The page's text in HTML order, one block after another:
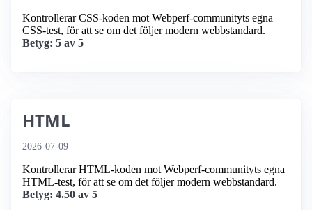
Kontrollerar CSS-koden mot Webperf-communityts egna
CSS-test, för att se om det följer modern webbstandard.
Betyg: 5 av 5
HTML
2026-07-09
Kontrollerar HTML-koden mot Webperf-communityts egna
HTML-test, för att se om det följer modern webbstandard.
Betyg: 4.50 av 5